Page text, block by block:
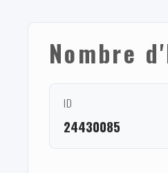
Nombre
ID
24430085